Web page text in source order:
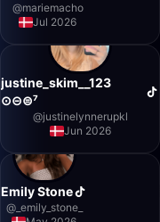
@mariemacho
Jul 2026
justine_skim__123
⊙⊝⊜⁷
@justinelynnerupkl
Jun 2026
Emily Stone
@_emily_stone_